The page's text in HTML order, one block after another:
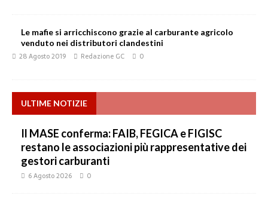
Le mafie si arricchiscono grazie al carburante agricolo
venduto nei distributori clandestini
28 Agosto 2019 Redazione GC 0
ULTIME NOTIZIE
Il MASE conferma: FAIB, FEGICA e FIGISC
restano le associazioni più rappresentative dei
gestori carburanti
6 Agosto 2026 0